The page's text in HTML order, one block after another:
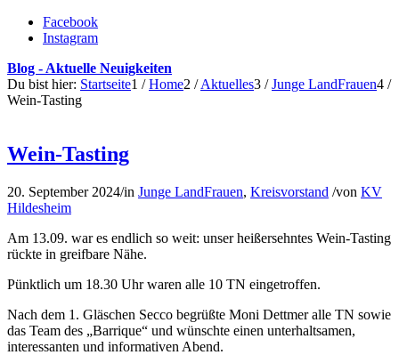
Facebook
Instagram
Blog - Aktuelle Neuigkeiten
Du bist hier: Startseite1 / Home2 / Aktuelles3 / Junge LandFrauen4 /
Wein-Tasting
Wein-Tasting
20. September 2024/in Junge LandFrauen, Kreisvorstand /von KV
Hildesheim
Am 13.09. war es endlich so weit: unser heißersehntes Wein-Tasting
rückte in greifbare Nähe.
Pünktlich um 18.30 Uhr waren alle 10 TN eingetroffen.
Nach dem 1. Gläschen Secco begrüßte Moni Dettmer alle TN sowie
das Team des „Barrique“ und wünschte einen unterhaltsamen,
interessanten und informativen Abend.